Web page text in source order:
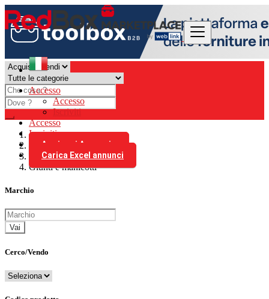
Accesso
Accesso
Iscriviti
Accesso
Iscriviti
Aggiungi Annuncio
Carica Excel annunci
Italia
Trasmissioni
Giunti e manicotti
Marchio
Vai
Cerco/Vendo